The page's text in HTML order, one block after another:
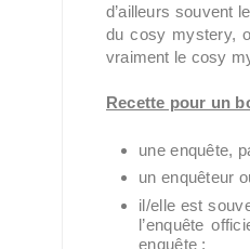
d’ailleurs souvent
du cosy mystery,
vraiment le cosy
Recette pour un
une enquête,
un enquêteur
il/elle est
l’enquête
enquête ;